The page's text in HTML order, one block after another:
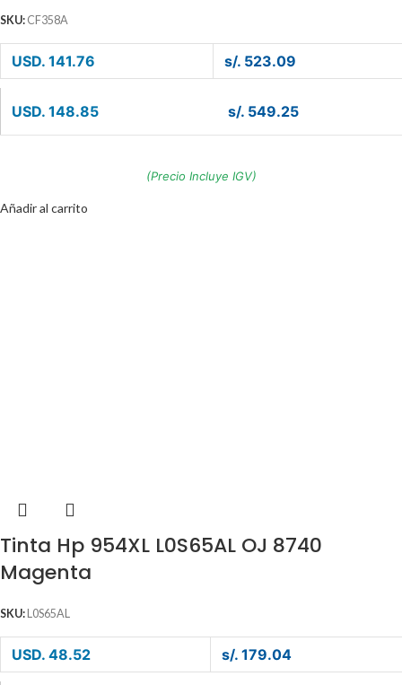
SKU: CF358A
USD. 141.76 s/. 523.09
USD. 148.85 s/. 549.25
(Precio Incluye IGV)
Añadir al carrito
Tinta Hp 954XL L0S65AL OJ 8740
Magenta
SKU: L0S65AL
USD. 48.52 s/. 179.04